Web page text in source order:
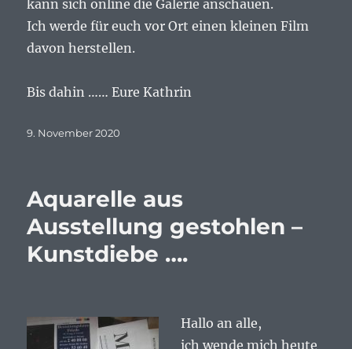
kann sich online die Galerie anschauen.
Ich werde für euch vor Ort einen kleinen Film
davon herstellen.
Bis dahin …… Eure Kathrin
Veröffentlicht
9. November 2020
Aquarelle aus
Ausstellung gestohlen –
Kunstdiebe ….
Hallo an alle,
ich wende mich heute